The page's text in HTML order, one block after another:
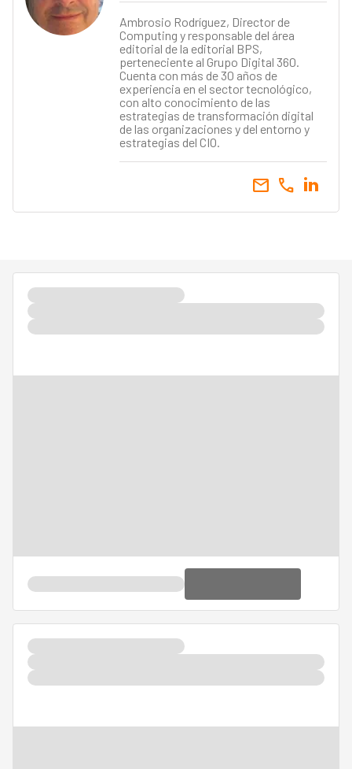
Ambrosio Rodríguez, Director de
Computing y responsable del área
editorial de la editorial BPS,
perteneciente al Grupo Digital 360.
Cuenta con más de 30 años de
experiencia en el sector tecnológico,
con alto conocimiento de las
estrategias de transformación digital
de las organizaciones y del entorno y
estrategias del CIO.
call
email